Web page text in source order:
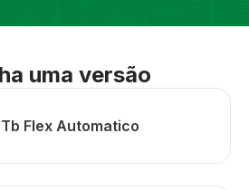
uma versão
Flex Automatico